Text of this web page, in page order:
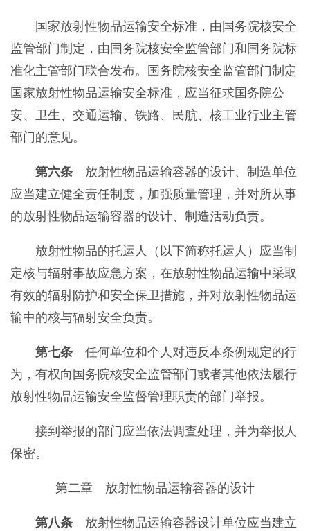
国家放射性物品运输安全标准，由国务院核安全
监管部门制定，由国务院核安全监管部门和国务院标
准化主管部门联合发布。国务院核安全监管部门制定
国家放射性物品运输安全标准，应当征求国务院公
安、卫生、交通运输、铁路、民航、核工业行业主管
部门的意见。
第六条放射性物品运输容器的设计、制造单位
应当建立健全责任制度，加强质量管理，并对所从事
的放射性物品运输容器的设计、制造活动负责。
放射性物品的托运人（以下简称托运人）应当制
定核与辐射事故应急方案，在放射性物品运输中采取
有效的辐射防护和安全保卫措施，并对放射性物品运
输中的核与辐射安全负责。
第七条任何单位和个人对违反本条例规定的行
为，有权向国务院核安全监管部门或者其他依法履行
放射性物品运输安全监督管理职责的部门举报。
接到举报的部门应当依法调查处理，并为举报人
保密。
第二章 放射性物品运输容器的设计
第八条放射性物品运输容器设计单位应当建立